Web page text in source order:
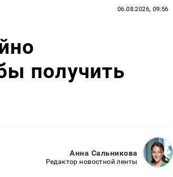
06.08.2026, 09:56
получить
Анна Сальникова
Редактор новостной ленты